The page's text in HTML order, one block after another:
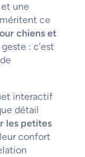
une
ce
chiens et
: c’est
interactif
détail
les petites
confort